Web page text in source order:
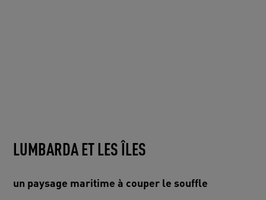
LUMBARDA ET LES ÎLES
un paysage maritime à couper le souffle